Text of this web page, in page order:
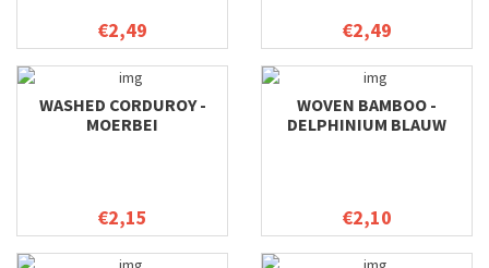
€2,49 €2,49
WASHED CORDUROY -
MOERBEI
€2,15
WOVEN BAMBOO -
DELPHINIUM BLAUW
€2,10